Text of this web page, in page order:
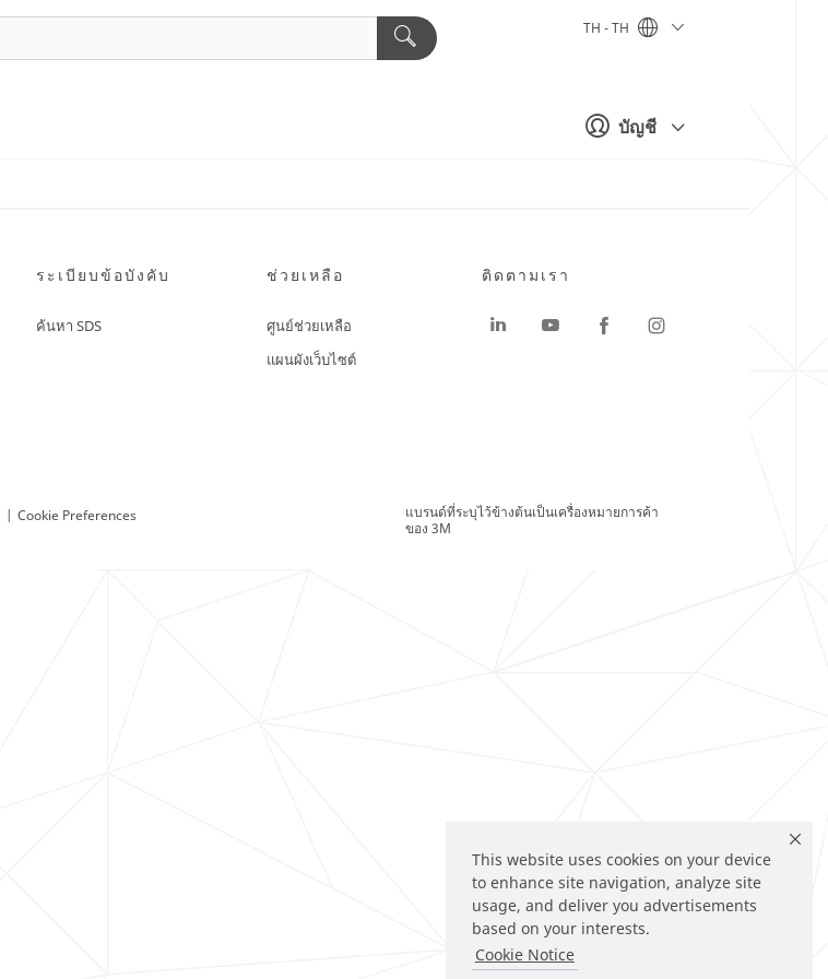
This website uses cookies on your device
to enhance site navigation, analyze site
usage, and deliver you advertisements
based on your interests.
Cookie Notice
บัญชี
TH - TH
ระเบียบข้อบังคับ
ค้นหา SDS
ช่วยเหลือ
ศูนย์ช่วยเหลือ
แผนผังเว็บไซต์
| Cookie Preferences
ติดตามเรา
แบรนด์ที่ระบุไว้ข้างต้นเป็นเครื่องหมายการค้า
ของ 3M